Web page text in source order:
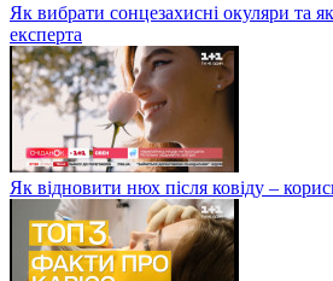
Як вибрати сонцезахисні окуляри та
експерта
Як відновити нюх після ковіду –